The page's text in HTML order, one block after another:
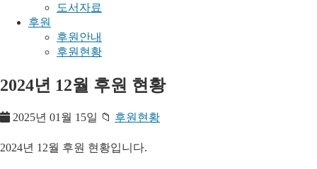
도서자료
후원
후원안내
후원현황
2024년 12월 후원 현황
2025년 01월 15일 📁 후원현황
2024년 12월 후원 현황입니다.